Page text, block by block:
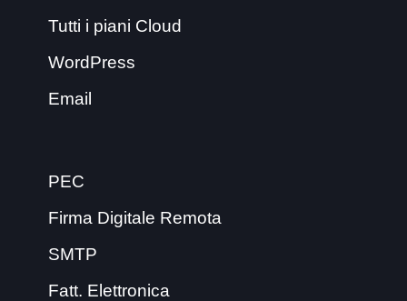
Tutti i piani Cloud
WordPress
Email
PEC
Firma Digitale Remota
SMTP
Fatt. Elettronica